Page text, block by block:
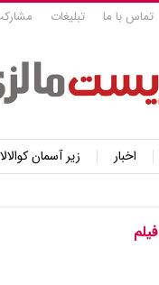
تماس با ما تبلیغات
اخبار زیر آسمان
فیلم